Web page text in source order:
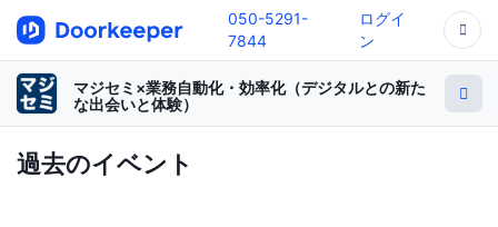
050-5291-
7844
ログイ
ン
マジセミ×業務自動化・効率化（デジタルとの新た
な出会いと体験）
過去のイベント